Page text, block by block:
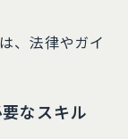
、法律やガイ
なスキル